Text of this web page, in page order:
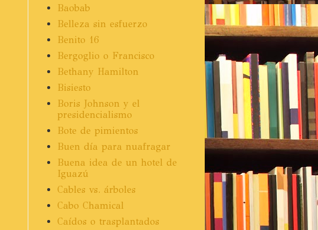
Baobab
Belleza sin esfuerzo
Benito 16
Bergoglio o Francisco
Bethany Hamilton
Bisiesto
Boris Johnson y el
presidencialismo
Bote de pimientos
Buen día para nuafragar
Buena idea de un hotel de
Iguazú
Cables vs. árboles
Cabo Chamical
Caídos o trasplantados